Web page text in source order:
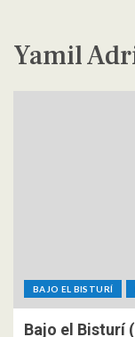
Yamil
BAJO EL BISTURÍ
Bajo el Bisturí